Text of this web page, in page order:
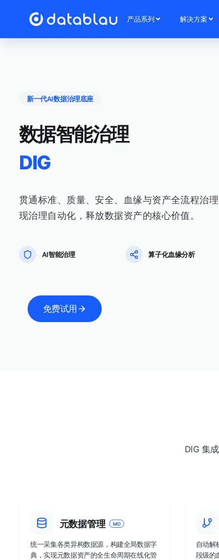
产品系列 解决方案
首页 > 产品系列 > 数据资产管理平台 DAM
新一代AI数据治理底座
数据智能治理
DIG
贯通标准、质量、安全、血缘与资产全流程治
现治理自动化，释放数据资产的核心价值。
AI智能治理 算子化血缘分析
免费试用
DIG 集
元数据管理 MD
统一采集各类异构数据源，构建全局数据字
典，实现元数据资产的全生命周期在线化管
自动解
段级的